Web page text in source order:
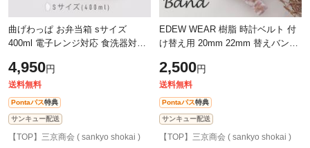
曲げわっぱ お弁当箱 sサイズ
400ml 電子レンジ対応 食洗器対応
まげわっぱ 小さい 軽い 軽量
400ml～
4,950円
送料無料
Pontaパス特典
サンキュー配送
【TOP】三京商会 ( sankyo shokai )
EDEW WEAR 樹脂 時計ベルト 付
け替え用 20mm 22mm 替えバンド
マ 交換用 【ネコポスで送料無料】
(09000
2,500円
送料無料
Pontaパス特典
サンキュー配送
【TOP】三京商会 ( sankyo shokai )